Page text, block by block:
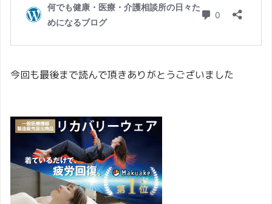
今回も最後まで読んで頂きありがとうございました